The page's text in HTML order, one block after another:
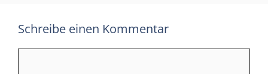
Schreibe einen Kommentar